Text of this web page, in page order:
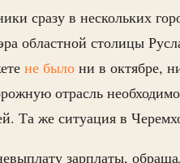
сразу в нескольких
областной столицы
не было ни в октябре,
отрасль
Та же ситуация в
зарплаты,